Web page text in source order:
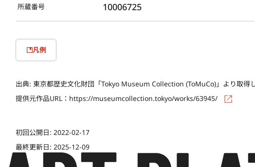
所蔵番号 10006725
凡例
出典: 東京都歴史文化財団「Tokyo Museum Collection (ToMuCo)」より取得
提供元作品URL： https://museumcollection.tokyo/works/63945/
初回公開日: 2022-02-17
最終更新日: 2025-12-09